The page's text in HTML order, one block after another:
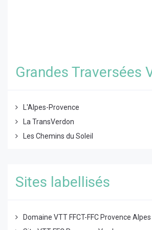
Grandes Traversées
L'Alpes-Provence
La TransVerdon
Les Chemins du Soleil
Sites labellisés
Domaine VTT FFCT-FFC Provence Alpes